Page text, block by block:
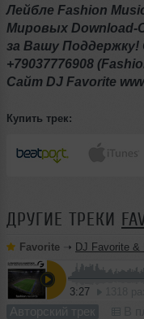
Лейбле Fashion
Мировых Download-
за Вашу Поддержку!
+79037776908
Сайт DJ Favorite
Купить трек:
ДРУГИЕ ТРЕКИ
Favorite ➝ DJ Favorite & DJ
3:27
Авторский трек